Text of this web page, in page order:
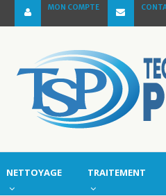
MON COMPTE
NETTOYAGE TRAITEMENT